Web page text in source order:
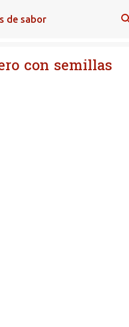
principal
de sabor
con semillas